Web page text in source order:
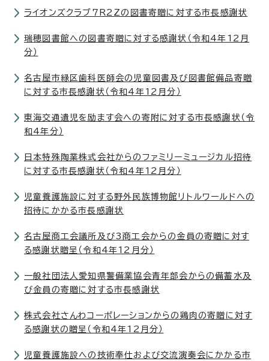
ライオンズクラブ7R2Zの図書寄贈に対する市長感謝状
瑞穂図書館への図書寄贈に対する感謝状（令和4年12月
分）
名古屋市緑区歯科医師会の児童図書及び図書館備品寄贈
に対する市長感謝状（令和4年12月分）
東海交通遺児を励ます会への寄附に対する市長感謝状（令
和4年分）
日本特殊陶業株式会社からのファミリーミュージカル招待
に対する市長感謝状（令和4年12月分）
児童養護施設に対する野外民族博物館リトルワールドへの
招待にかかる市長感謝状
名古屋商工会議所及び3商工会からの金員の寄贈に対す
る感謝状贈呈（令和4年12月分）
一般社団法人愛知県警備業協会青年部会からの備蓄水及
び金員の寄贈に対する市長感謝状
株式会社さんわコーポレーションからの鶏肉の寄贈に対す
る感謝状の贈呈（令和4年12月分）
児童養護施設への技術奉仕および交流演奏会にかかる市